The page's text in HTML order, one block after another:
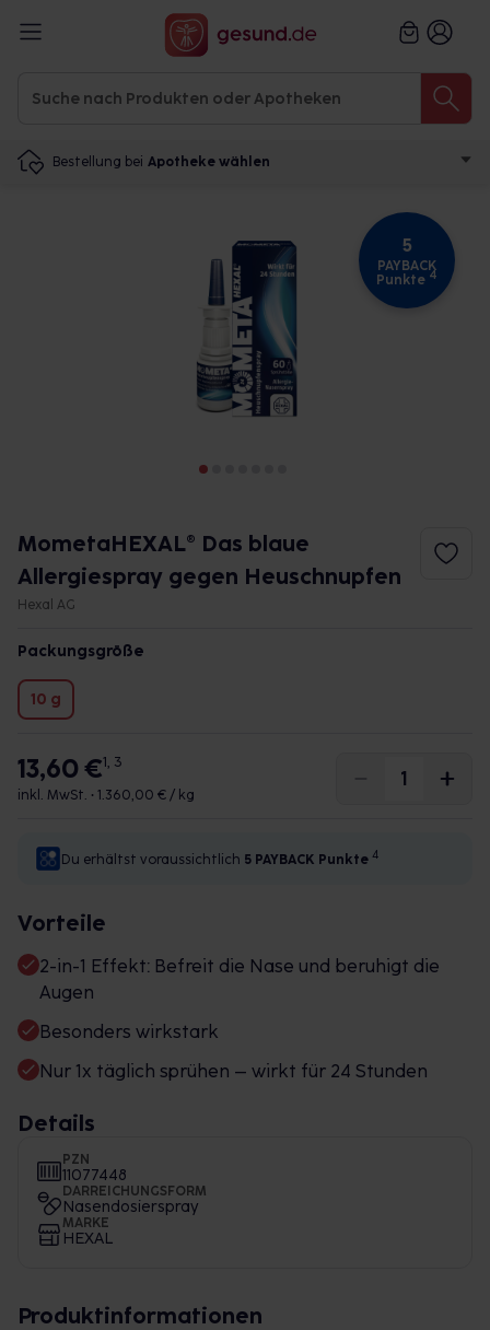
Bestellung bei Apotheke wählen
5
PAYBACK
Punkte 4
MometaHEXAL® Das blaue
Allergiespray gegen Heuschnupfen
Hexal AG
Packungsgröße
10 g
13,60 €1, 3
inkl. MwSt. • 1.360,00 € / kg
Du erhältst voraussichtlich 5 PAYBACK Punkte 4
Vorteile
2-in-1 Effekt: Befreit die Nase und beruhigt die
Augen
Besonders wirkstark
Nur 1x täglich sprühen – wirkt für 24 Stunden
Details
PZN
11077448
DARREICHUNGSFORM
Nasendosierspray
MARKE
HEXAL
Produktinformationen